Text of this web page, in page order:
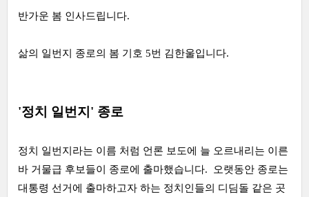
반가운 봄 인사드립니다.
삶의 일번지 종로의 봄 기호 5번 김한울입니다.
'정치 일번지' 종로
정치 일번지라는 이름 처럼 언론 보도에 늘 오르내리는 이른
바 거물급 후보들이 종로에 출마했습니다. 오랫동안 종로는
대통령 선거에 출마하고자 하는 정치인들의 디딤돌 같은 곳